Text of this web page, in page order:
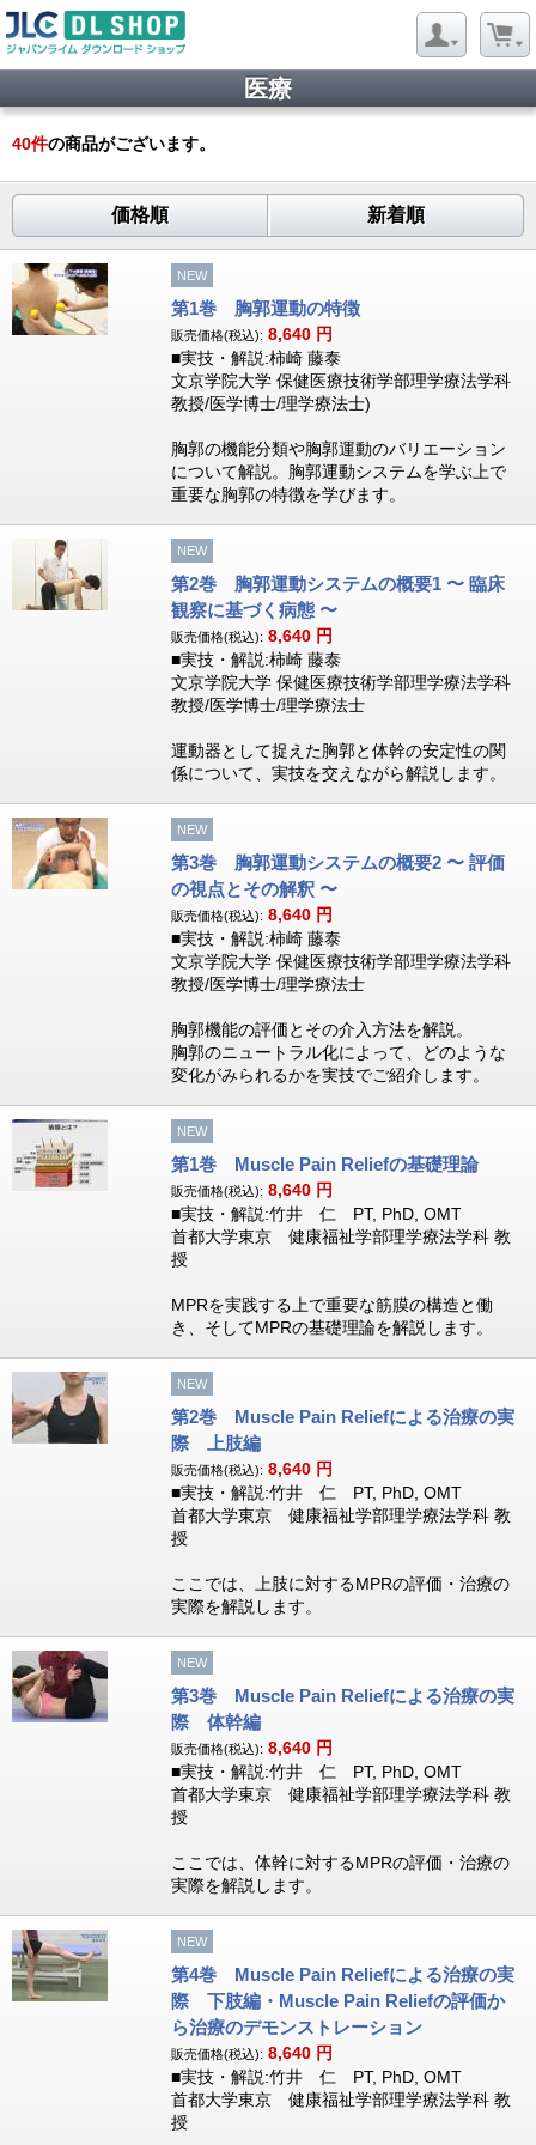
医療
40件の商品がございます。
価格順 新着順
NEW
第1巻 胸郭運動の特徴
販売価格(税込): 8,640 円
■実技・解説:柿崎 藤泰
文京学院大学 保健医療技術学部理学療法学科
教授/医学博士/理学療法士)
胸郭の機能分類や胸郭運動のバリエーション
について解説。胸郭運動システムを学ぶ上で
重要な胸郭の特徴を学びます。
NEW
第2巻 胸郭運動システムの概要1 〜 臨床
観察に基づく病態 〜
販売価格(税込): 8,640 円
■実技・解説:柿崎 藤泰
文京学院大学 保健医療技術学部理学療法学科
教授/医学博士/理学療法士
運動器として捉えた胸郭と体幹の安定性の関
係について、実技を交えながら解説します。
NEW
第3巻 胸郭運動システムの概要2 〜 評価
の視点とその解釈 〜
販売価格(税込): 8,640 円
■実技・解説:柿崎 藤泰
文京学院大学 保健医療技術学部理学療法学科
教授/医学博士/理学療法士
胸郭機能の評価とその介入方法を解説。
胸郭のニュートラル化によって、どのような
変化がみられるかを実技でご紹介します。
NEW
第1巻 Muscle Pain Reliefの基礎理論
販売価格(税込): 8,640 円
■実技・解説:竹井 仁 PT, PhD, OMT
首都大学東京 健康福祉学部理学療法学科 教
授
MPRを実践する上で重要な筋膜の構造と働
き、そしてMPRの基礎理論を解説します。
NEW
第2巻 Muscle Pain Reliefによる治療の実
際 上肢編
販売価格(税込): 8,640 円
■実技・解説:竹井 仁 PT, PhD, OMT
首都大学東京 健康福祉学部理学療法学科 教
授
ここでは、上肢に対するMPRの評価・治療の
実際を解説します。
NEW
第3巻 Muscle Pain Reliefによる治療の実
際 体幹編
販売価格(税込): 8,640 円
■実技・解説:竹井 仁 PT, PhD, OMT
首都大学東京 健康福祉学部理学療法学科 教
授
ここでは、体幹に対するMPRの評価・治療の
実際を解説します。
NEW
第4巻 Muscle Pain Reliefによる治療の実
際 下肢編・Muscle Pain Reliefの評価か
ら治療のデモンストレーション
販売価格(税込): 8,640 円
■実技・解説:竹井 仁 PT, PhD, OMT
首都大学東京 健康福祉学部理学療法学科 教
授